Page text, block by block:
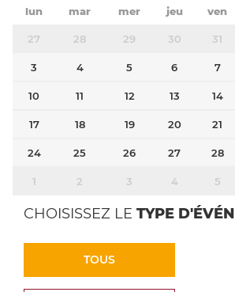
lun mar mer jeu ven
27 28 29 30 31
3 4 5 6 7
10 11 12 13 14
17 18 19 20 21
24 25 26 27 28
1 2 3 4 5
CHOISISSEZ LE TYPE
TOUS